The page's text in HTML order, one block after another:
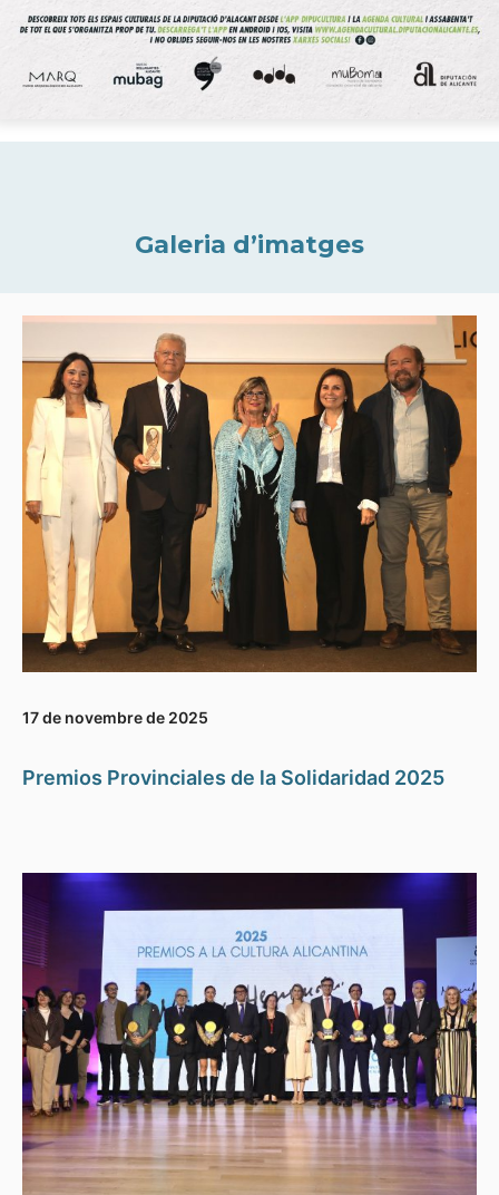
Galeria d’imatges
17 de novembre de 2025
Premios Provinciales de la Solidaridad 2025